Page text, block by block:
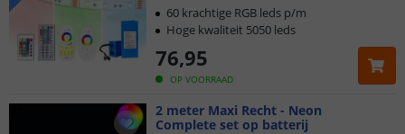
OP VOORRAAD
76,95
60 krachtige RGB leds p/m
Hoge kwaliteit 5050 leds
2 meter Maxi Recht - Neon
Complete set op batterij